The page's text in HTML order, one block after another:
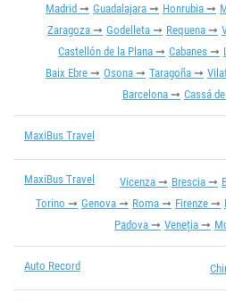
Madrid
Guadalajara Honrubia
Zaragoza
Godelleta Requena
Castellón de la Plana
Cabanes
Baix Ebre
Osona Taragoña
Barcelona
Cassá
MaxiBus Travel
MaxiBus Travel Vicenza Brescia
Torino
Genova Roma Firenze
Padova
Veneția
Auto Record